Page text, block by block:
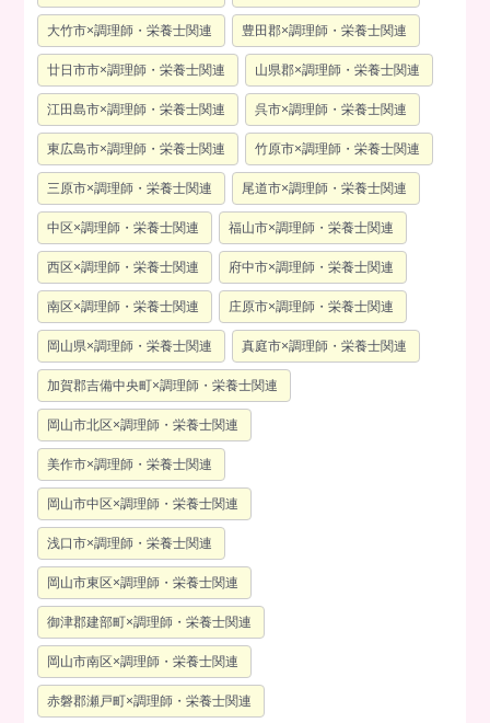
大竹市×調理師・栄養士関連 豊田郡×調理師・栄養士関連
廿日市市×調理師・栄養士関連 山県郡×調理師・栄養士関連
江田島市×調理師・栄養士関連 呉市×調理師・栄養士関連
東広島市×調理師・栄養士関連 竹原市×調理師・栄養士関連
三原市×調理師・栄養士関連 尾道市×調理師・栄養士関連
中区×調理師・栄養士関連 福山市×調理師・栄養士関連
西区×調理師・栄養士関連 府中市×調理師・栄養士関連
南区×調理師・栄養士関連 庄原市×調理師・栄養士関連
岡山県×調理師・栄養士関連 真庭市×調理師・栄養士関連
加賀郡吉備中央町×調理師・栄養士関連
岡山市北区×調理師・栄養士関連
美作市×調理師・栄養士関連
岡山市中区×調理師・栄養士関連
浅口市×調理師・栄養士関連
岡山市東区×調理師・栄養士関連
御津郡建部町×調理師・栄養士関連
岡山市南区×調理師・栄養士関連
赤磐郡瀬戸町×調理師・栄養士関連